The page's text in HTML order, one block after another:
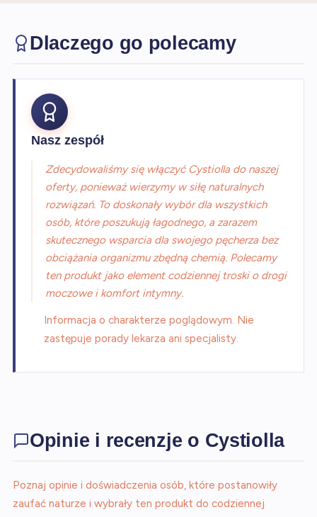
Dlaczego go polecamy
Nasz zespół
Zdecydowaliśmy się włączyć Cystiolla do naszej
oferty, ponieważ wierzymy w siłę naturalnych
rozwiązań. To doskonały wybór dla wszystkich
osób, które poszukują łagodnego, a zarazem
skutecznego wsparcia dla swojego pęcherza bez
obciążania organizmu zbędną chemią. Polecamy
ten produkt jako element codziennej troski o drogi
moczowe i komfort intymny.
Informacja o charakterze poglądowym. Nie
zastępuje porady lekarza ani specjalisty.
Opinie i recenzje o Cystiolla
Poznaj opinie i doświadczenia osób, które postanowiły
zaufać naturze i wybrały ten produkt do codziennej